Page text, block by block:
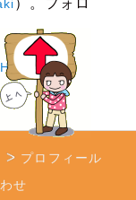
）。
プロフィール
せ